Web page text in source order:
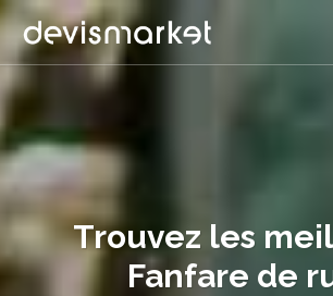
Trouvez les
Fanfare de